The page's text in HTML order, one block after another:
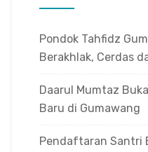
Pondok Tahfidz
Berakhlak, Cerdas
Daarul Mumtaz
Baru di Gumawang
Pendaftaran Santri